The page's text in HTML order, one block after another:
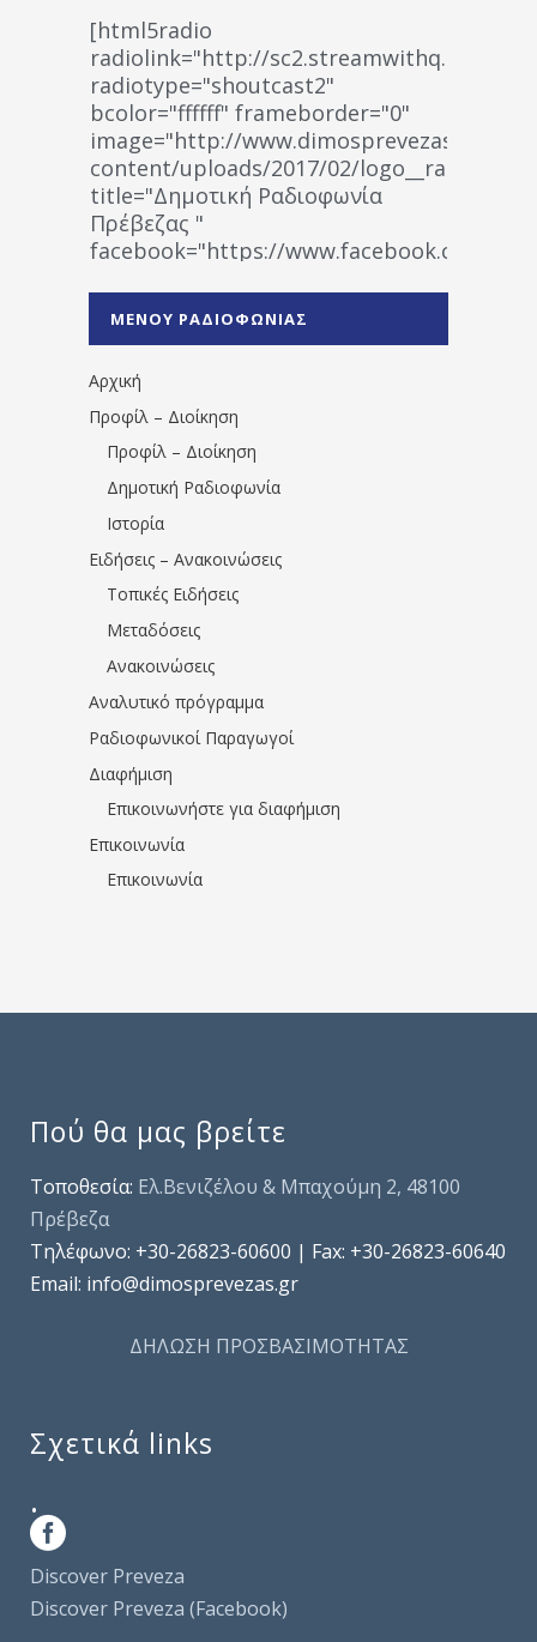
[html5radio
radiolink="http://
radiotype="shoutcast2"
bcolor="ffffff" frameborder="0"
image="http://www.dimosprevezas.gr/wp-
content/uploads/2017/02/
title="Δημοτική Ραδιοφωνία
Πρέβεζας "
facebook="https://www.facebook.com/
1531194763766854/" artist="" ]
ΜΕΝΟΥ ΡΑΔΙΟΦΩΝΙΑΣ
Αρχική
Προφίλ – Διοίκηση
Προφίλ – Διοίκηση
Δημοτική Ραδιοφωνία
Ιστορία
Ειδήσεις – Ανακοινώσεις
Τοπικές Ειδήσεις
Μεταδόσεις
Ανακοινώσεις
Αναλυτικό πρόγραμμα
Ραδιοφωνικοί Παραγωγοί
Διαφήμιση
Επικοινωνήστε για διαφήμιση
Επικοινωνία
Επικοινωνία
Πού θα μας βρείτε
Τοποθεσία: Ελ.Βενιζέλου & Μπαχούμη 2, 48100
Πρέβεζα
Τηλέφωνo: +30-26823-60600 | Fax: +30-26823-60640
Email: info@dimosprevezas.gr
ΔΗΛΩΣΗ ΠΡΟΣΒΑΣΙΜΟΤΗΤΑΣ
Σχετικά links
.
Discover Preveza
Discover Preveza (Facebook)